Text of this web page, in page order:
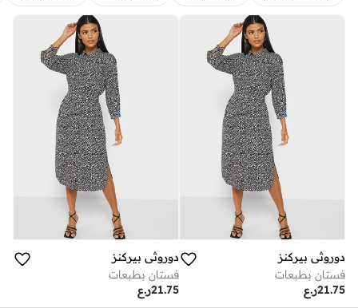
دوروثي بيركنز
فستان بطبعات
ر.ع21.75
دوروثي بيركنز
فستان بطبعات
ر.ع21.75